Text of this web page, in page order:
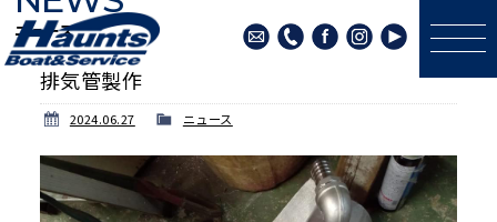
ニュース
排気管製作
2024.06.27 ニュース